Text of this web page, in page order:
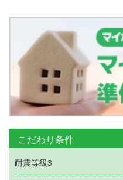
こだわり条件
耐震等級3